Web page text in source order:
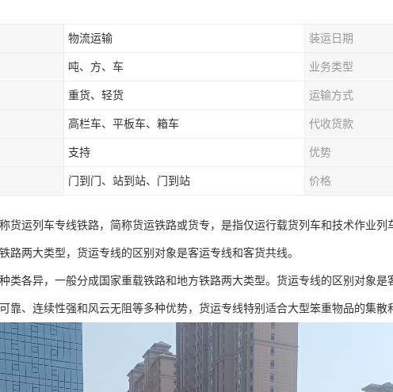
物流运输 装运日期
吨、方、车 业务类型
重货、轻货 运输方式
高栏车、平板车、箱车 代收货款
支持 优势
门到门、站到站、门到站 价格
货运列车专线铁路，简称货运铁路或货专，是指仅运行载货列车和技术作业
路两大类型，货运专线的区别对象是客运专线和客货共线。
类各异，一般分成国家重载铁路和地方铁路两大类型。货运专线的区别对象
靠、连续性强和风云无阻等多种优势，货运专线特别适合大型笨重物品的集散